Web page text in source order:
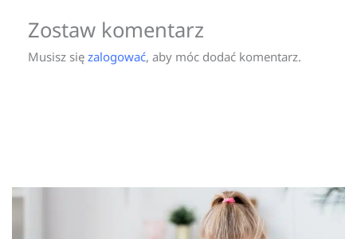
Zostaw komentarz
Musisz się zalogować, aby móc dodać komentarz.